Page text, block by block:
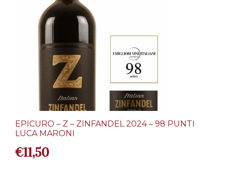
EPICURO – Z – ZINFANDEL 2024 – 98 PUNTI
LUCA MARONI
€11,50